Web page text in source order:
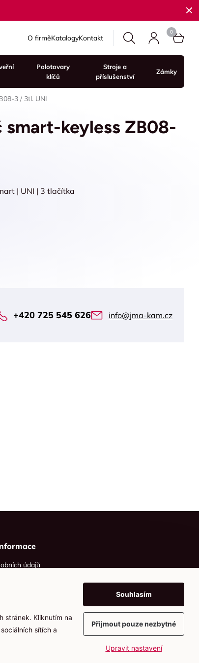
O firměKatalogyKontakt
Polotovary
klíčů
Stroje a
příslušenství
Zámky
3 / 3tl. UNI
smart-keyless ZB08-
| UNI | 3 tlačítka
+420 725 545 626 info@jma-kam.cz
údajů
VytvořilwebProgress
stránek. Kliknutím na
sítích a
Souhlasím
Přijmout pouze nezbytné
Upravit nastavení